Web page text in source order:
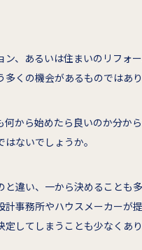
ン、あるいは住まいのリフォ
くの機会があるものではあり
何から始めたら良いのか分か
ないでしょうか。
と違い、一から決めることも
計事務所やハウスメーカーが
してしまうことも少なくあり